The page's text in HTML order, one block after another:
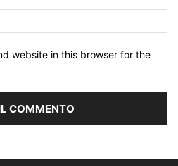
website in this browser for the